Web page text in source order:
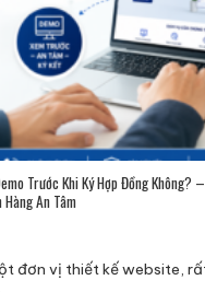
Trước Khi Ký Hợp Đồng Không?
Hàng An Tâm
đơn vị thiết kế website,